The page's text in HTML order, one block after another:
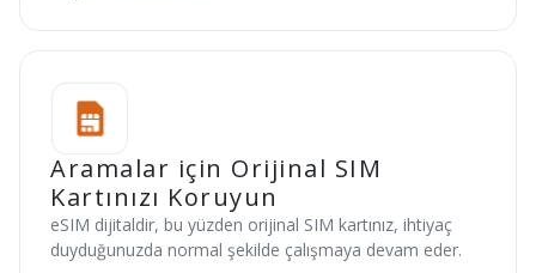
Aramalar için Orijinal SIM
Kartınızı Koruyun
eSIM dijitaldir, bu yüzden orijinal SIM kartınız, ihtiyaç
duyduğunuzda normal şekilde çalışmaya devam eder.